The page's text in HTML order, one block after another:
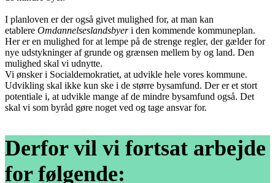
I planloven er der også givet mulighed for, at man kan
etablere Omdannelseslandsbyeri den kommende kommuneplan.
Her er en mulighed for at lempe på de strenge regler, der gælder for
nye udstykninger af grunde og grænsen mellem by og land. Den
mulighed skal vi udnytte.
Vi ønsker i Socialdemokratiet, at udvikle hele vores kommune.
Udvikling skal ikke kun ske i de større bysamfund. Der er et stort
potentiale i, at udvikle mange af de mindre bysamfund også. Det
skal vi som byråd gøre noget ved og tage ansvar for.
Derfor vil vi fortsat arbejde
for følgende: